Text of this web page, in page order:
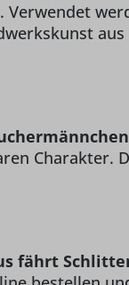
aus
Charakter.
fährt